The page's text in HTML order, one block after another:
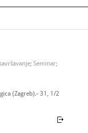
Seminar;
(Zagreb).- 31, 1/2